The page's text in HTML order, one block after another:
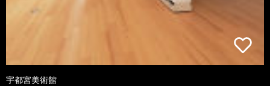
宇都宮美術館